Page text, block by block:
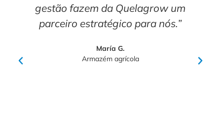
gestão fazem da Quelagrow um
parceiro estratégico para nós.”
María G.
Armazém agrícola